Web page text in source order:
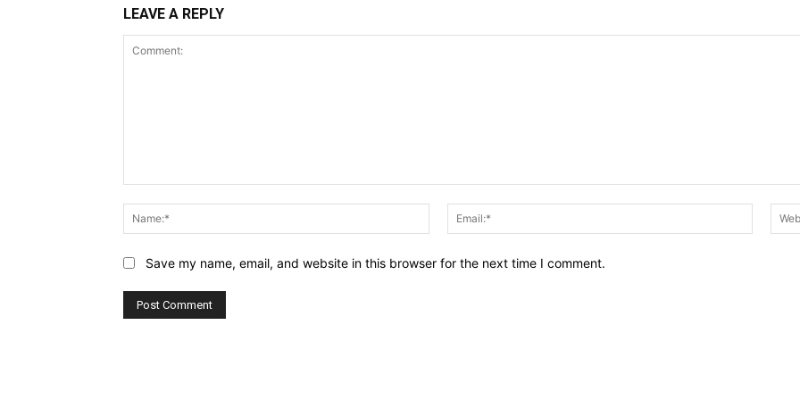
LEAVE A REPLY
Name:*
Email:*
Save my name, email, and website in this browser for the next time I comment.